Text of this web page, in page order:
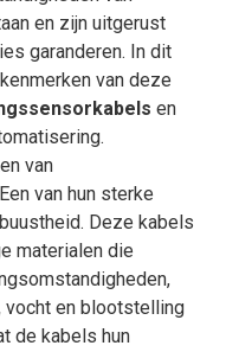
​​en zijn uitgerust
garanderen. In dit
van deze
en
van
Een van hun sterke
Deze kabels
materialen die
vocht en blootstelling
de kabels hun